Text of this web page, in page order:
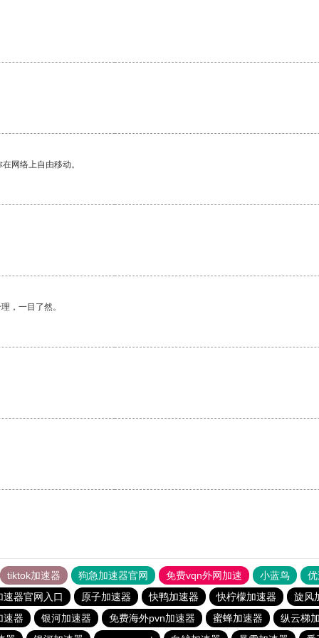
网络上自由移动。
，一目了然。
tiktok加速器 狗急加速器官网 免费vqn外网加速 小蓝鸟
速器官网入口
原子加速器 快鸭加速器 快柠檬加速器
旋风
速器
银河加速器 免费海外pvn加速器 蜜蜂加速器
纵云梯